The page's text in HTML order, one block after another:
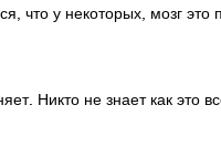
что у некоторых, мозг
Никто не знает как это